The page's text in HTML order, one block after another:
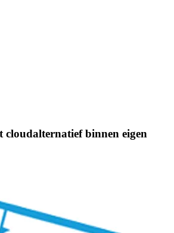
cloudalternatief binnen eigen